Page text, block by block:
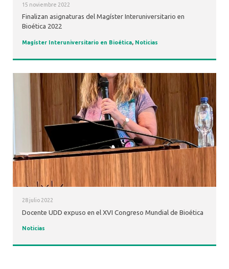
15 noviembre 2022
Finalizan asignaturas del Magíster Interuniversitario en
Bioética 2022
Magíster Interuniversitario en Bioética, Noticias
28 julio 2022
Docente UDD expuso en el XVI Congreso Mundial de Bioética
Noticias